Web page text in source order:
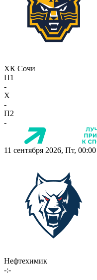
ХК Сочи
П1
-
X
-
П2
-
11 сентября 2026, Пт, 00:00
Нефтехимик
-:-